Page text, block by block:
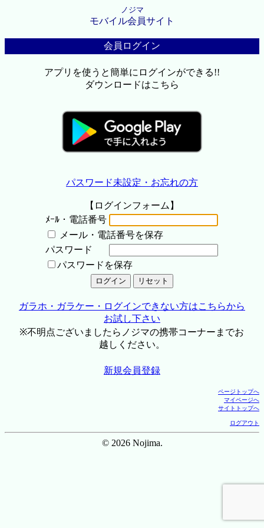
ノジマ
モバイル会員サイト
会員ログイン
アプリを使うと簡単にログインができる!!
ダウンロードはこちら
パスワード未設定・お忘れの方
【ログインフォーム】
ﾒｰﾙ・電話番号
メール・電話番号を保存
パスワード
パスワードを保存
ガラホ・ガラケー・ログインできない方はこちらから
お試し下さい
※不明点ございましたらノジマの携帯コーナーまでお
越しください。
新規会員登録
ページトップへ
マイページへ
サイトトップへ
ログアウト
© 2026 Nojima.